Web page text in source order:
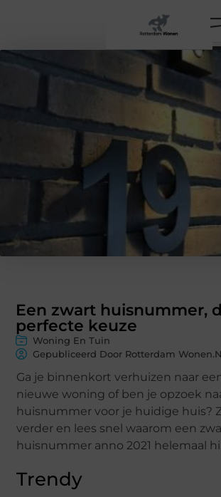
Een zwart huisnummer,
perfecte keuze
Woning En Tuin
Gepubliceerd Door Rotterdam
Ga je binnenkort verhuizen naar
nieuwe woning of ben je opzoek
huisnummer voor je huidige huis?
verder en lees snel waarom een
huisnummer anno 2021 helemaal
Trendy